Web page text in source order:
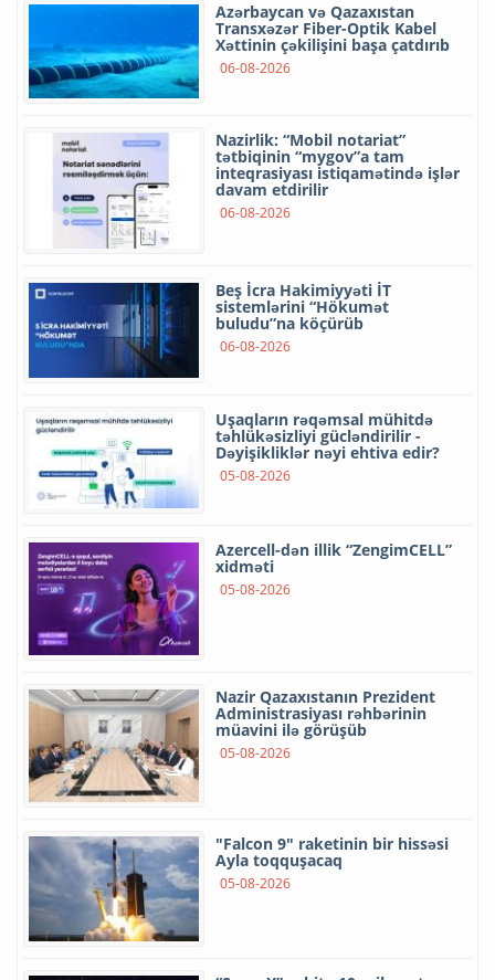
Azərbaycan və Qazaxıstan
Transxəzər Fiber-Optik Kabel
Xəttinin çəkilişini başa çatdırıb
06-08-2026
Nazirlik: “Mobil notariat”
tətbiqinin “mygov”a tam
inteqrasiyası istiqamətində işlər
davam etdirilir
06-08-2026
Beş İcra Hakimiyyəti İT
sistemlərini “Hökumət
buludu”na köçürüb
06-08-2026
Uşaqların rəqəmsal mühitdə
təhlükəsizliyi gücləndirilir -
Dəyişikliklər nəyi ehtiva edir?
05-08-2026
Azercell-dən illik “ZengimCELL”
xidməti
05-08-2026
Nazir Qazaxıstanın Prezident
Administrasiyası rəhbərinin
müavini ilə görüşüb
05-08-2026
"Falcon 9" raketinin bir hissəsi
Ayla toqquşacaq
05-08-2026